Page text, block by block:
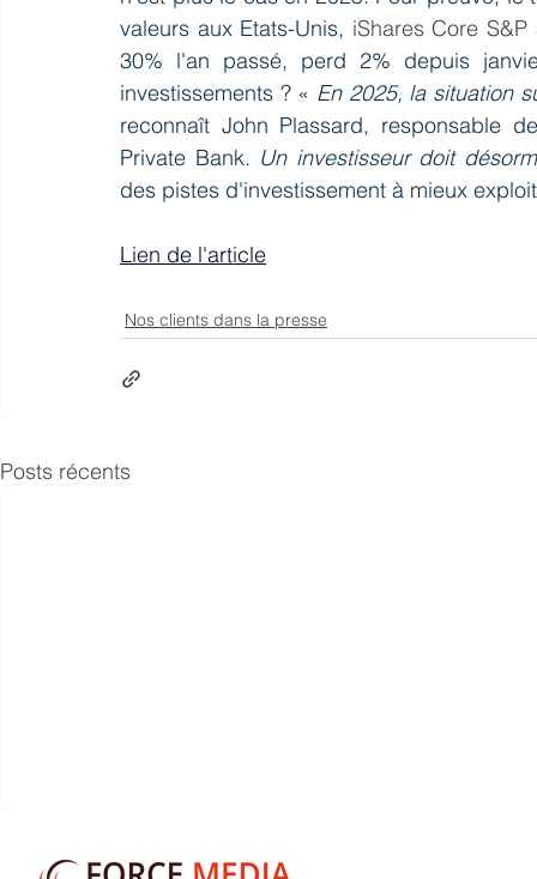
valeurs aux Etats-Unis, iShares Core S&P
30% l'an passé, perd 2% depuis
investissements ? « En 2025, la situation
reconnaît John Plassard, responsable
Private Bank. Un investisseur doit
des pistes d'investissement à mieux
Lien de l'article
Nos clients dans la presse
Posts récents